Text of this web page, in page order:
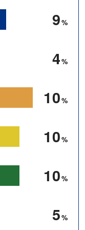
10%
5%
12%
11%
11%
6%